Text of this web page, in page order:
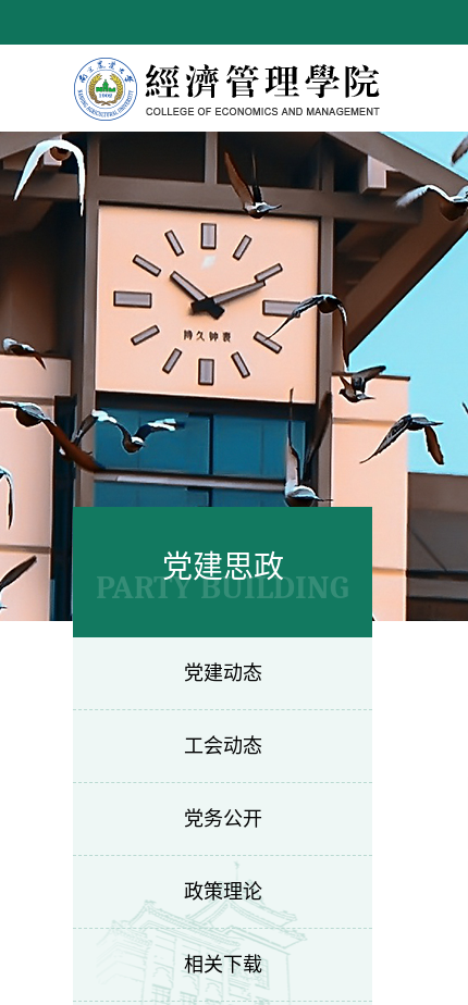
党建思政
PARTY BUILDING
党建动态
工会动态
党务公开
政策理论
相关下载